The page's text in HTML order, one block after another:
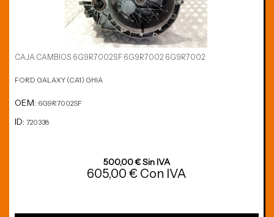
CAJA CAMBIOS 6G9R7002SF 6G9R7002 6G9R7002
FORD GALAXY (CA1) GHIA
OEM: 6G9R7002SF
ID: 720338
500,00 € Sin IVA
605,00 € Con IVA